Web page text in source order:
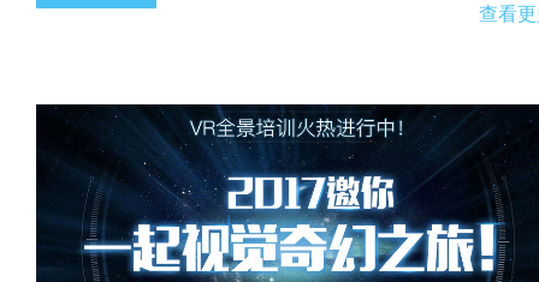
查看